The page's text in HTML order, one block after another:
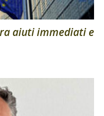
aiuti immediati e